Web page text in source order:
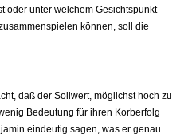
oder unter welchem Gesichtspunkt
können, soll die
daß der Sollwert, möglichst hoch zu
Bedeutung für ihren Korberfolg
eindeutig sagen, was er genau